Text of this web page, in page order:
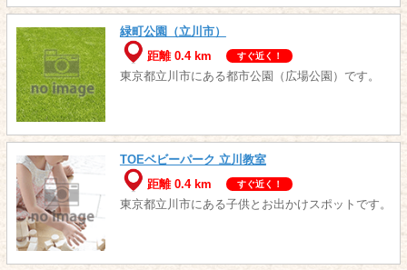
緑町公園（立川市）
距離 0.4 km
すぐ近く！
東京都立川市にある都市公園（広場公園）です。
TOEベビーパーク 立川教室
距離 0.4 km
すぐ近く！
東京都立川市にある子供とお出かけスポットです。